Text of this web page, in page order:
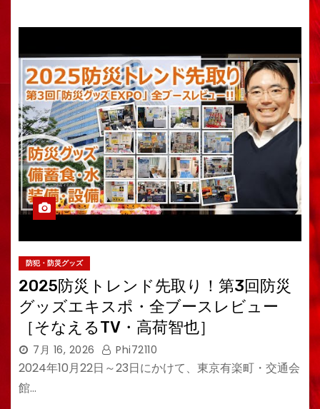
防犯・防災グッズ
2025防災トレンド先取り！第3回防災
グッズエキスポ・全ブースレビュー
［そなえるTV・高荷智也］
7月 16, 2026 Phi72110
2024年10月22日～23日にかけて、東京有楽町・交通会
館…